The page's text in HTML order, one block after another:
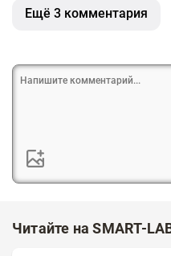
Ещё 3 комментария
Читайте на SMART-